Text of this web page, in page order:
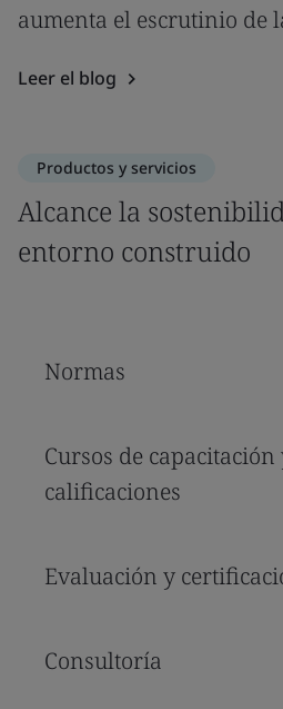
aumenta el escrutinio de
Leer el blog
Productos y servicios
Alcance la
entorno construido
Normas
Cursos de capacitación
calificaciones
Evaluación y
Consultoría